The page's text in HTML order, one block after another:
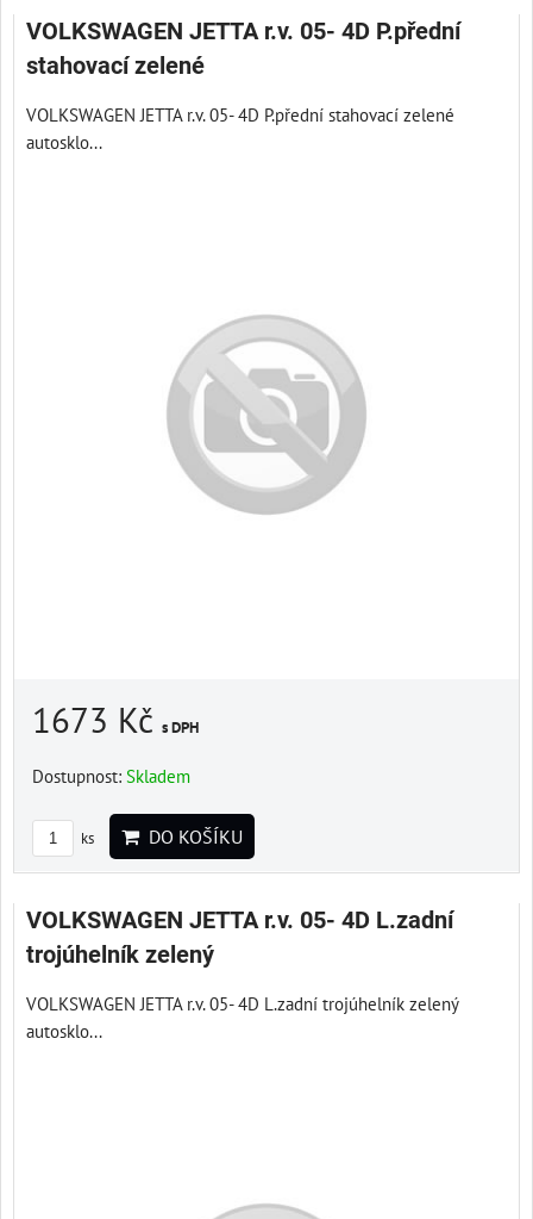
VOLKSWAGEN JETTA r.v. 05- 4D P.přední
stahovací zelené
VOLKSWAGEN JETTA r.v. 05- 4D P.přední stahovací zelené
autosklo...
1673 Kč s DPH
Dostupnost: Skladem
ks DO KOŠÍKU
VOLKSWAGEN JETTA r.v. 05- 4D L.zadní
trojúhelník zelený
VOLKSWAGEN JETTA r.v. 05- 4D L.zadní trojúhelník zelený
autosklo...